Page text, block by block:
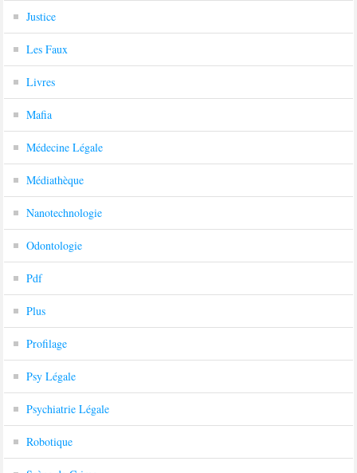
Justice
Les Faux
Livres
Mafia
Médecine Légale
Médiathèque
Nanotechnologie
Odontologie
Pdf
Plus
Profilage
Psy Légale
Psychiatrie Légale
Robotique